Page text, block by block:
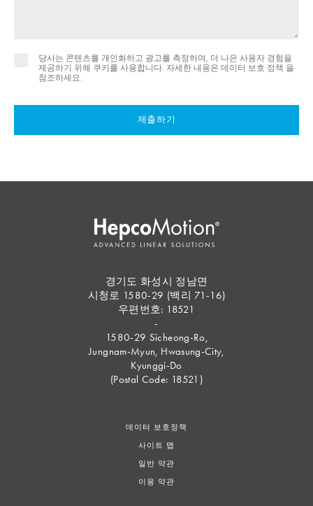
당사는 콘텐츠를 개인화하고 광고를 측정하며, 더 나은 사용자 경험을
제공하기 위해 쿠키를 사용합니다. 자세한 내용은 데이터 보호 정책 을
참조하세요.
제출하기
경기도 화성시 정남면
시청로 1580-29 (백리 71-16)
우편번호: 18521
-
1580-29 Sicheong-Ro,
Jungnam-Myun, Hwasung-City,
Kyunggi-Do
(Postal Code: 18521)
데이터 보호정책
사이트 맵
일반 약관
이용 약관